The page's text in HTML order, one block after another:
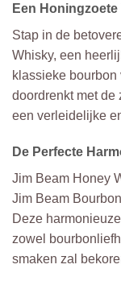
Een
Stap in de
Whisky, een
klassieke
doordrenkt met de
een verleidelijke
De Perfecte
Jim Beam Honey
Jim Beam
Deze
zowel
smaken zal